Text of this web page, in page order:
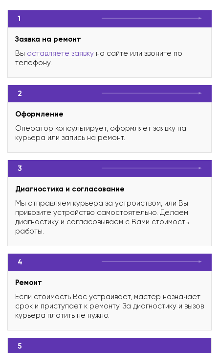
1
Заявка на ремонт
Вы оставляете заявку на сайте или звоните по
телефону.
2
Оформление
Оператор консультирует, оформляет заявку на
курьера или запись на ремонт.
3
Диагностика и согласование
Мы отправляем курьера за устройством, или Вы
привозите устройство самостоятельно. Делаем
диагностику и согласовываем с Вами стоимость
работы.
4
Ремонт
Если стоимость Вас устраивает, мастер назначает
срок и приступает к ремонту. За диагностику и вызов
курьера платить не нужно.
5